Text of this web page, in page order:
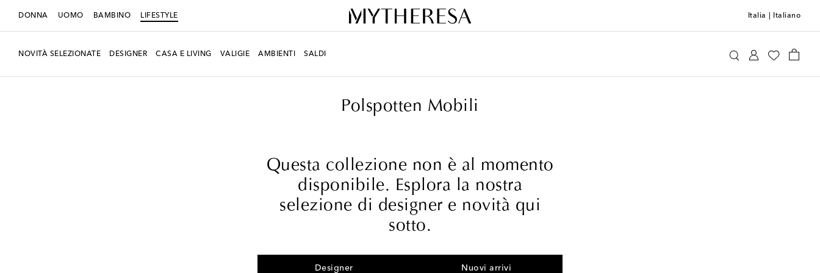
DONNA UOMO BAMBINO LIFESTYLE Italia Italiano
NOVITÀ SELEZIONATE DESIGNER CASA E LIVING VALIGIE AMBIENTI SALDI
Polspotten Mobili
Questa collezione non è al momento
disponibile. Esplora la nostra
selezione di designer e novità qui
sotto.
Designer Nuovi arrivi